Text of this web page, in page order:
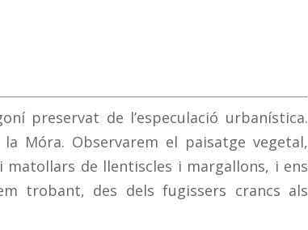
preservat de l’especulació urbanística.
Móra. Observarem el paisatge vegetal,
matollars de llentiscles i margallons, i ens
trobant, des dels fugissers crancs als